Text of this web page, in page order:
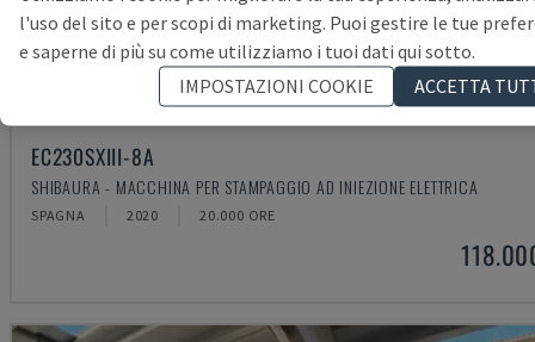
EC230SXIII-8A
SHIBAURA - MACCHINA PER STAMPAGGIO AD INIEZIONE ELETTRICA
SPAGNA 2020 20.000 ORE
l'uso del sito e per scopi di marketing. Puoi gestire le tue
e saperne di più su come utilizziamo i tuoi dati qui sotto.
IMPOSTAZIONI COOKIE
ACCETTA